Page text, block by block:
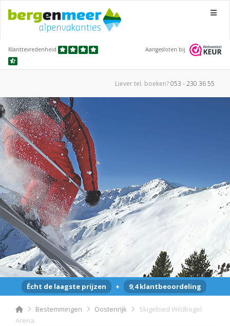
Menu
Klanttevredenheid Aangesloten bij
Liever tel. boeken?053 - 230 36 55
Écht de laagste prijzen + 9,4 klantbeoordeling
Bestemmingen Oostenrijk
Skigebied Wildkogel
Arena